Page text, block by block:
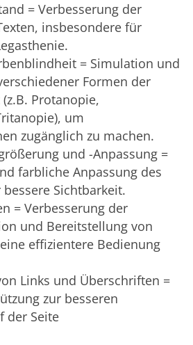
= Verbesserung der
insbesondere für
= Simulation und
Formen der
Protanopie,
um
zugänglich zu machen.
und -Anpassung =
farbliche Anpassung des
Sichtbarkeit.
= Verbesserung der
und Bereitstellung von
effizientere Bedienung
Links und Überschriften =
zur besseren
der Seite